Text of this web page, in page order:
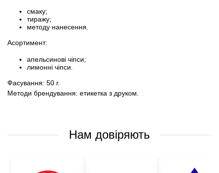
смаку;
тиражу;
методу нанесення.
Асортимент:
апельсинові чіпси;
лимонні чіпси.
Фасування: 50 г.
Методи брендування: етикетка з друком.
Нам довіряють